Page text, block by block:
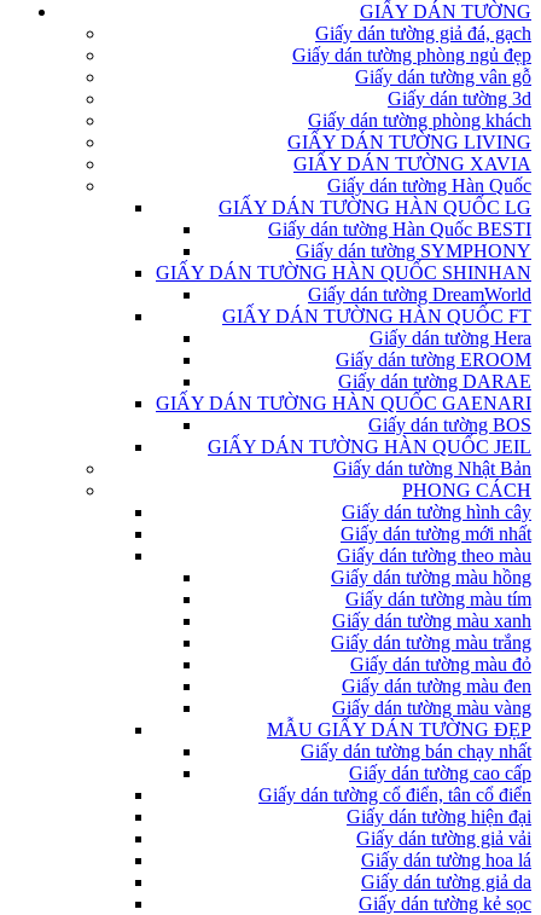
GIẤY DÁN TƯỜNG
Giấy dán tường giả đá, gạch
Giấy dán tường phòng ngủ đẹp
Giấy dán tường vân gỗ
Giấy dán tường 3d
Giấy dán tường phòng khách
GIẤY DÁN TƯỜNG LIVING
GIẤY DÁN TƯỜNG XAVIA
Giấy dán tường Hàn Quốc
GIẤY DÁN TƯỜNG HÀN QUỐC LG
Giấy dán tường Hàn Quốc BESTI
Giấy dán tường SYMPHONY
GIẤY DÁN TƯỜNG HÀN QUỐC SHINHAN
Giấy dán tường DreamWorld
GIẤY DÁN TƯỜNG HÀN QUỐC FT
Giấy dán tường Hera
Giấy dán tường EROOM
Giấy dán tường DARAE
GIẤY DÁN TƯỜNG HÀN QUỐC GAENARI
Giấy dán tường BOS
GIẤY DÁN TƯỜNG HÀN QUỐC JEIL
Giấy dán tường Nhật Bản
PHONG CÁCH
Giấy dán tường hình cây
Giấy dán tường mới nhất
Giấy dán tường theo màu
Giấy dán tường màu hồng
Giấy dán tường màu tím
Giấy dán tường màu xanh
Giấy dán tường màu trắng
Giấy dán tường màu đỏ
Giấy dán tường màu đen
Giấy dán tường màu vàng
MẪU GIẤY DÁN TƯỜNG ĐẸP
Giấy dán tường bán chạy nhất
Giấy dán tường cao cấp
Giấy dán tường cổ điển, tân cổ điển
Giấy dán tường hiện đại
Giấy dán tường giả vải
Giấy dán tường hoa lá
Giấy dán tường giả da
Giấy dán tường kẻ sọc